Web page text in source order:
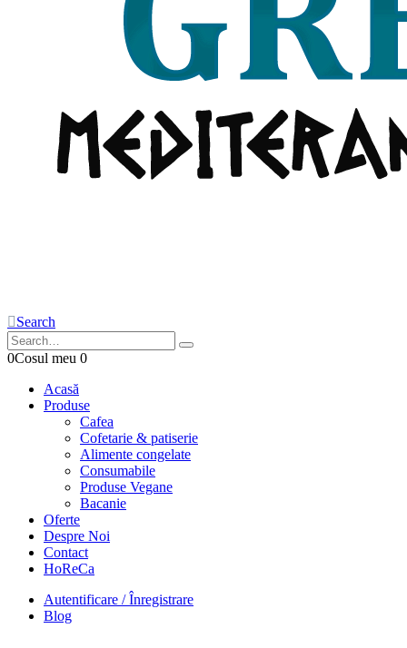
Search
0Cosul meu 0
Acasă
Produse
Cafea
Cofetarie & patiserie
Alimente congelate
Consumabile
Produse Vegane
Bacanie
Oferte
Despre Noi
Contact
HoReCa
Autentificare / Înregistrare
Blog